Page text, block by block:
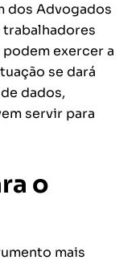
dos Advogados
exercer a
se dará
dados,
servir para
o
mais